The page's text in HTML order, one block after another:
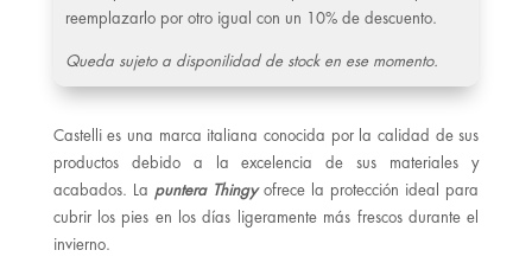
reemplazarlo por otro igual con un 10% de descuento.
Queda sujeto a disponilidad de stock en ese momento.
Castelli es una marca italiana conocida por la calidad de sus
productos debido a la excelencia de sus materiales y
acabados. La puntera Thingy ofrece la protección ideal para
cubrir los pies en los días ligeramente más frescos durante el
invierno.